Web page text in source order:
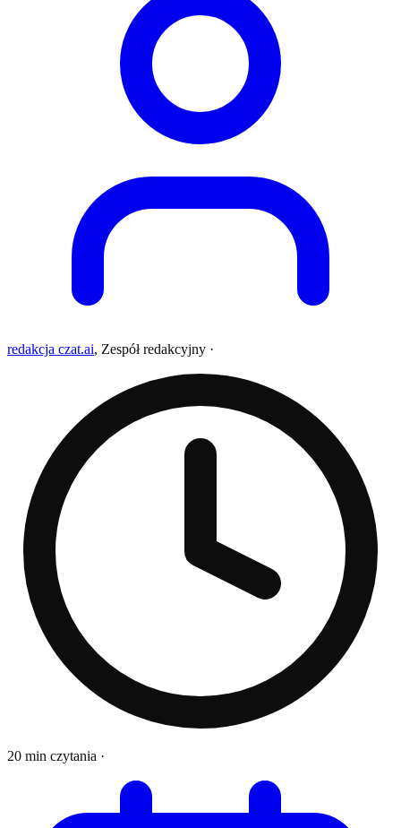
redakcja czat.ai, Zespół redakcyjny ·
20 min czytania ·